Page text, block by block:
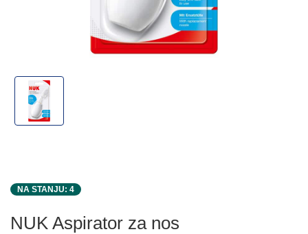
NA STANJU: 4
NUK Aspirator za nos